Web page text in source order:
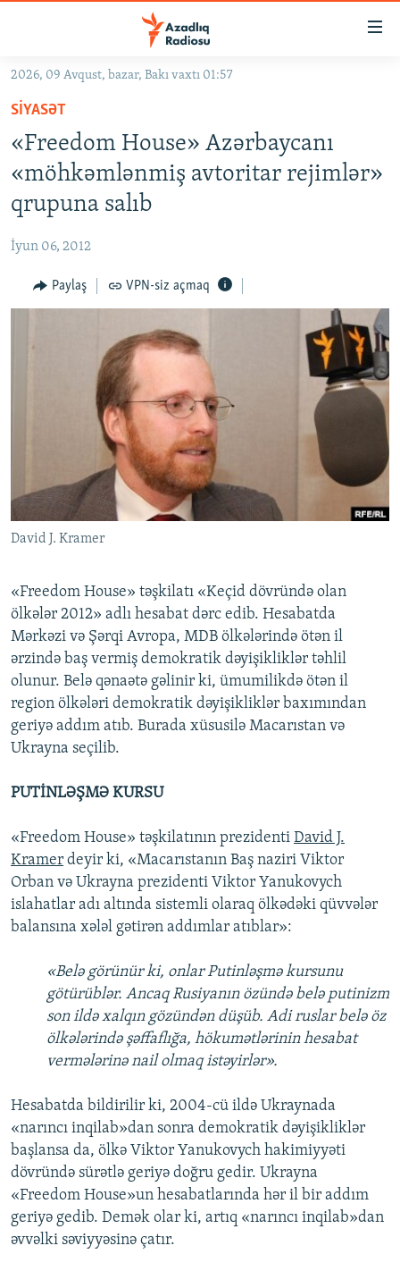
Əsas
qayıt
Əsas
naviqasiyaya
qayıt
Axtarışa
GÜNDƏM
KORRUPSIOMETR
QANUNI DOĞRU
ARAŞDIRMA
VIDEO
FOTOQALEREYA
İNFOQRAFIKA
RADIO ARXIV
AZƏRBAYCAN ƏDƏBIYYATI KITABXANASI
İSLAM VƏ DEMOKRATIYA
İZ - MƏDƏNIYYƏT PROQRAMI
HAQQIMIZDA
PEŞƏ ETIKASI VƏ JURNALISTIKA STANDARTLARIMIZ
MATERIALLARIMIZDAN ISTIFADƏ
AZADLIQRADIOSU MOBIL TELEFONUNUZDA
BIZIMLƏ ƏLAQƏ
RFE/RL-in bütün saytları
2026, 09 Avqust, bazar, Bakı vaxtı 01:57
SIYASƏT
«Freedom House» Azərbaycanı
«möhkəmlənmiş avtoritar rejimlər»
qrupuna salıb
İyun 06, 2012
Paylaş VPN-siz açmaq
David J. Kramer
«Freedom House» təşkilatı «Keçid dövründə olan
ölkələr 2012» adlı hesabat dərc edib. Hesabatda
Mərkəzi və Şərqi Avropa, MDB ölkələrində ötən il
ərzində baş vermiş demokratik dəyişikliklər təhlil
olunur. Belə qənaətə gəlinir ki, ümumilikdə ötən il
region ölkələri demokratik dəyişikliklər baxımından
geriyə addım atıb. Burada xüsusilə Macarıstan və
Ukrayna seçilib.
PUTİNLƏŞMƏ KURSU
«Freedom House» təşkilatının prezidenti David J.
Kramer deyir ki, «Macarıstanın Baş naziri Viktor
Orban və Ukrayna prezidenti Viktor Yanukovych
islahatlar adı altında sistemli olaraq ölkədəki qüvvələr
balansına xələl gətirən addımlar atıblar»:
«Belə görünür ki, onlar Putinləşmə kursunu
götürüblər. Ancaq Rusiyanın özündə belə putinizm
son ildə xalqın gözündən düşüb. Adi ruslar belə öz
ölkələrində şəffaflığa, hökumətlərinin hesabat
vermələrinə nail olmaq istəyirlər».
Hesabatda bildirilir ki, 2004-cü ildə Ukraynada
«narıncı inqilab»dan sonra demokratik dəyişikliklər
başlansa da, ölkə Viktor Yanukovych hakimiyyəti
dövründə sürətlə geriyə doğru gedir. Ukrayna
«Freedom House»un hesabatlarında hər il bir addım
geriyə gedib. Demək olar ki, artıq «narıncı inqilab»dan
əvvəlki səviyyəsinə çatır.